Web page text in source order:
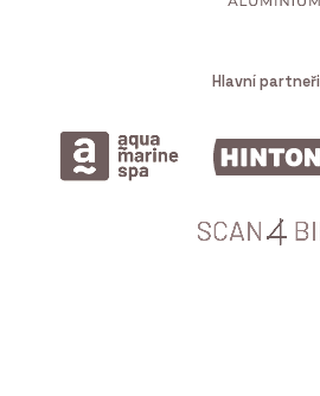
Hlavní partneři